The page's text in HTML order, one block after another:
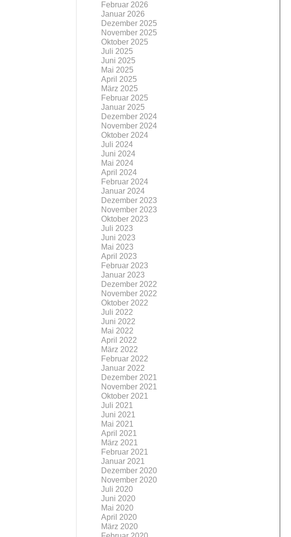
Februar 2026
Januar 2026
Dezember 2025
November 2025
Oktober 2025
Juli 2025
Juni 2025
Mai 2025
April 2025
März 2025
Februar 2025
Januar 2025
Dezember 2024
November 2024
Oktober 2024
Juli 2024
Juni 2024
Mai 2024
April 2024
Februar 2024
Januar 2024
Dezember 2023
November 2023
Oktober 2023
Juli 2023
Juni 2023
Mai 2023
April 2023
Februar 2023
Januar 2023
Dezember 2022
November 2022
Oktober 2022
Juli 2022
Juni 2022
Mai 2022
April 2022
März 2022
Februar 2022
Januar 2022
Dezember 2021
November 2021
Oktober 2021
Juli 2021
Juni 2021
Mai 2021
April 2021
März 2021
Februar 2021
Januar 2021
Dezember 2020
November 2020
Juli 2020
Juni 2020
Mai 2020
April 2020
März 2020